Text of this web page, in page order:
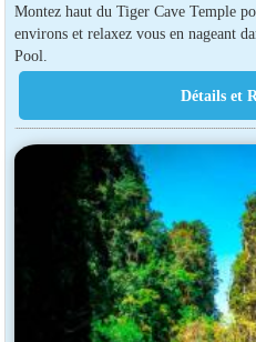
Montez haut du Tiger Cave Temple
environs et relaxez vous en nageant
Pool.